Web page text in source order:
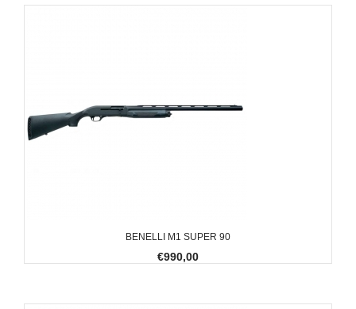
BENELLI M1 SUPER 90
€990,00